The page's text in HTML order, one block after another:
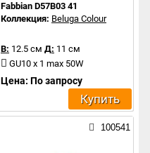
Fabbian D57B03 41
Коллекция: Beluga Colour
В: 12.5 см Д: 11 см
GU10 x 1 max 50W
Цена: По запросу
Купить
100541